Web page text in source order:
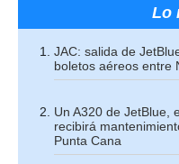
Lo
JAC: salida de
boletos aéreos entre
Un A320 de JetBlue,
recibirá
Punta Cana